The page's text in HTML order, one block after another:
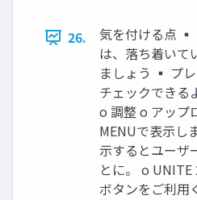
26.
気を付ける点
は、落ち着いて
ましょう ▪ プ
チェックでき
o 調整 o アップ
MENUで表示し
示するとユーザ
とに。 o UNITE
ボタンをご利用